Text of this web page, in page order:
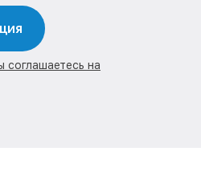
соглашаетесь на